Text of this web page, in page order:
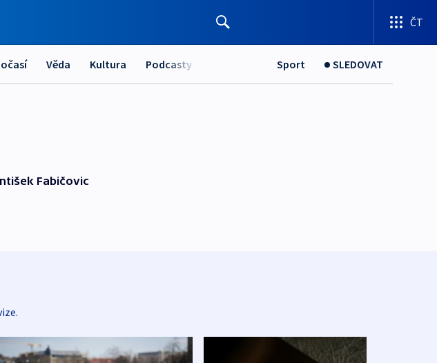
ČT
Věda Kultura Podcasty Sport SLEDOVAT
Fabičovic